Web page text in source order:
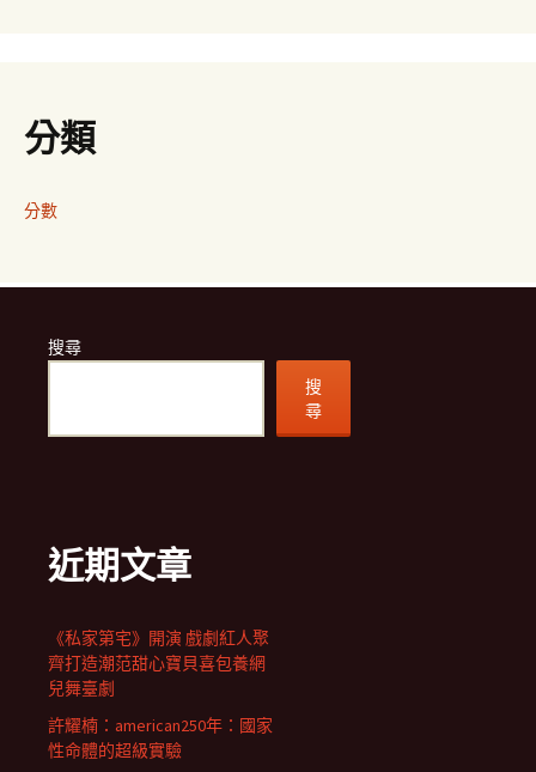
分類
分數
搜尋
搜
尋
近期文章
《私家第宅》開演 戲劇紅人聚
齊打造潮范甜心寶貝喜包養網
兒舞臺劇
許耀楠：american250年：國家
性命體的超級實驗